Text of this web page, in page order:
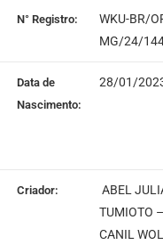
N° Registro:
WKU-BR/
MG/24/
Data de
Nascimento:
28/01/
Criador:
ABEL
TUMIOTO –
CANIL